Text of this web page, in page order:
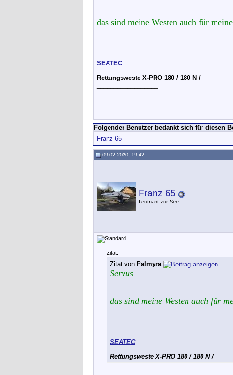
das sind meine Westen auch für
SEATEC
Rettungsweste X-PRO 180 / 180 N /
Folgender Benutzer bedankt sich für diesen
Franz 65
09.02.2020, 19:42
Franz 65
Leutnant zur See
Zitat:
Zitat von Palmyra
Servus
das sind meine Westen auch für
SEATEC
Rettungsweste X-PRO 180 / 180 N /